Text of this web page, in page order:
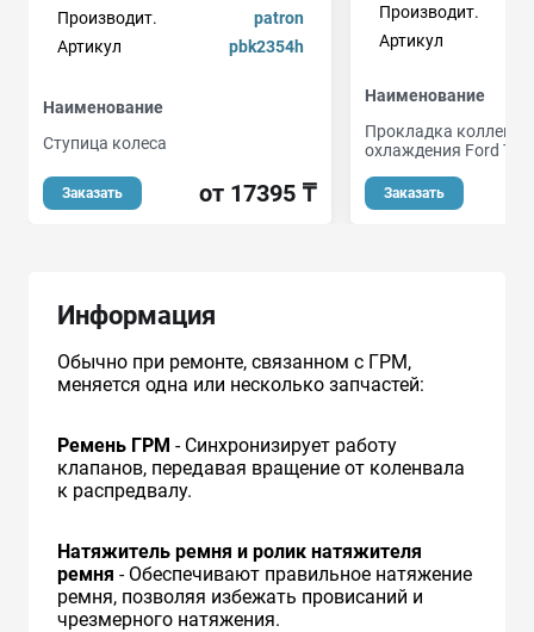
Производит.
patron
Артикул
pbk2354h
Наименование
Ступица колеса
Заказать от 17395 ₸
Производит.
Артикул
Наименование
Прокладка
охлаждения Ford
Заказать
Информация
Обычно при ремонте, связанном с ГРМ,
меняется одна или несколько запчастей:
Ремень ГРМ - Синхронизирует работу
клапанов, передавая вращение от коленвала
к распредвалу.
Натяжитель ремня и ролик натяжителя
ремня - Обеспечивают правильное натяжение
ремня, позволяя избежать провисаний и
чрезмерного натяжения.